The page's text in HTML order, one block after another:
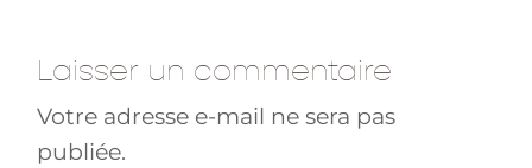
Laisser un commentaire
Votre adresse e-mail ne sera pas
publiée.